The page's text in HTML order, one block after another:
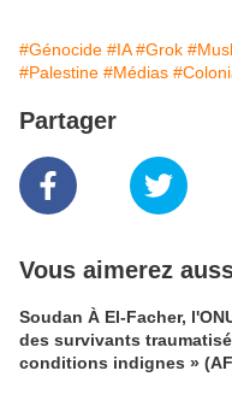
#Génocide #IA #Grok
#Palestine #Médias
Partager
Vous aimerez
Soudan À El-Facher, l'ONU évoque
des survivants
conditions indignes »